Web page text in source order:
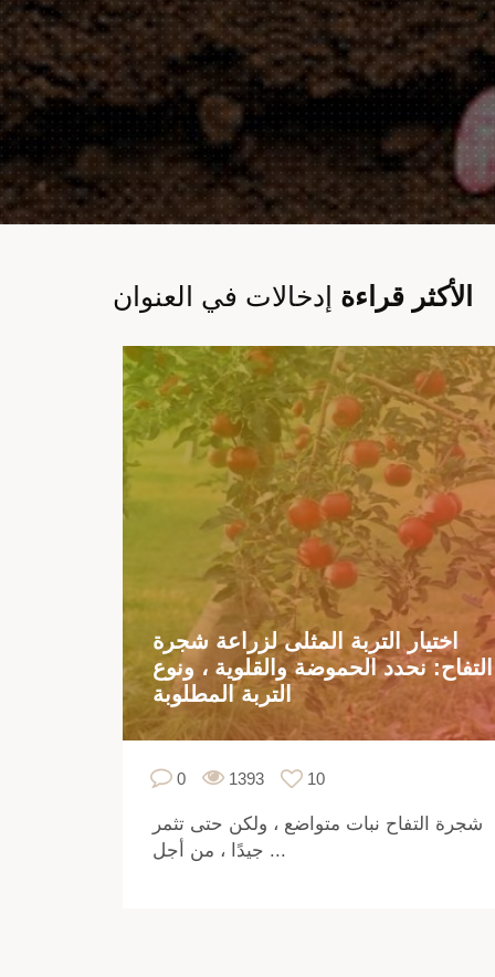
الأكثر قراءة إدخالات في العنوان
اختيار التربة المثلى لزراعة شجرة
التفاح: نحدد الحموضة والقلوية ، ونوع
التربة المطلوبة
0 1393 10
شجرة التفاح نبات متواضع ، ولكن حتى تثمر
جيدًا ، من أجل ...